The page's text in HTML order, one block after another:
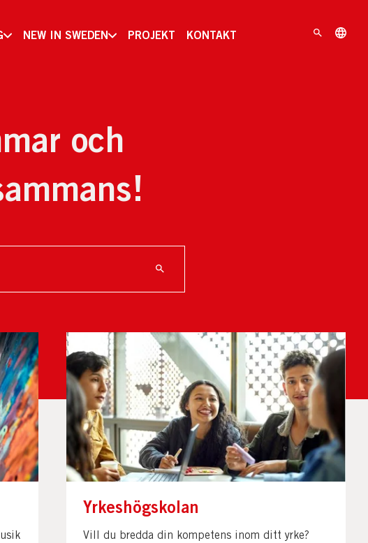
NEW IN SWEDEN PROJEKT KONTAKT
och
Yrkeshögskolan
Vill du bredda din kompetens inom ditt yrke?